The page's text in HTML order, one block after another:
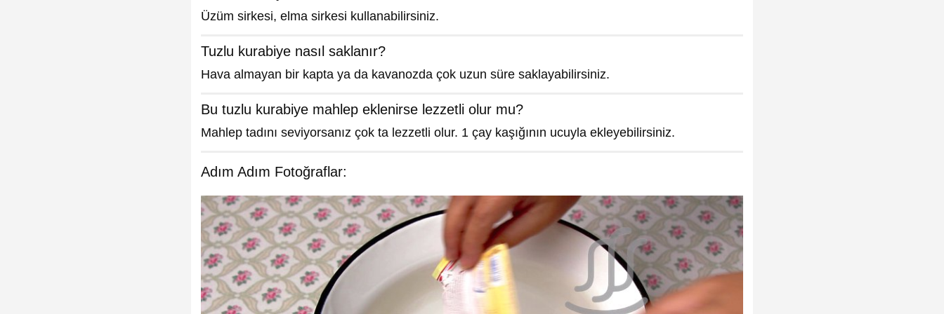
Üzüm sirkesi, elma sirkesi kullanabilirsiniz.
Tuzlu kurabiye nasıl saklanır?
Hava almayan bir kapta ya da kavanozda çok uzun süre saklayabilirsiniz.
Bu tuzlu kurabiye mahlep eklenirse lezzetli olur mu?
Mahlep tadını seviyorsanız çok ta lezzetli olur. 1 çay kaşığının ucuyla ekleyebilirsiniz.
Adım Adım Fotoğraflar: